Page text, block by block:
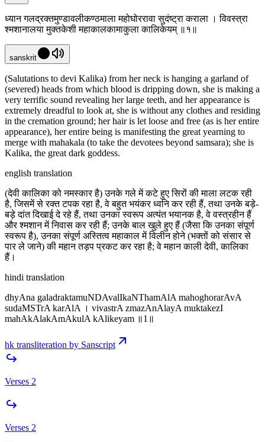
ध्यान गलद्रक्तमुण्डावलीकण्ठमाला महोघोररावा सुदंष्ट्रा कराला । विवस्त्रा
श्मशानालया मुक्तकेशी महाकालकामाकुला कालिकेयम् ॥१॥
sanskrit
(Salutations to devi Kalika) from her neck is hanging a garland of
(severed) heads from which blood is dripping down, she is making a
very terrific sound revealing her large teeth, and her appearance is
extremely dreadful to look at, she is without any clothes and residing
in the cremation ground; her hair is let loose and free (as is her entire
appearance), her entire being is manifesting the great yearning to
merge with mahakala (to take the devotees beyond samsara); she is
Kalika, the great dark goddess.
english translation
(देवी कालिका को नमस्कार है) उनके गले में कटे हुए सिरों की माला लटक रही
है, जिसमें से रक्त टपक रहा है, वे बहुत भयंकर ध्वनि कर रही हैं, तथा उनके बड़े-
बड़े दांत दिखाई दे रहे हैं, तथा उनका स्वरूप अत्यंत भयानक है, वे वस्त्रहीन हैं
और श्मशान में निवास कर रही हैं; उनके बाल खुले हुए हैं (जैसा कि उनका संपूर्ण
स्वरूप है), उनका संपूर्ण अस्तित्व महाकाल में विलीन होने (भक्तों को संसार से
पार ले जाने) की महान तड़प प्रकट कर रहा है; वे महान काली देवी, कालिका
हैं।
hindi translation
dhyAna galadraktamuNDAvalIkaNThamAlA mahoghorarAvA
sudaMSTrA karAlA । vivastrA zmazAnAlayA muktakezI
mahAkAlakAmAkulA kAlikeyam ॥1॥
hk transliteration by Sanscript
Verses 2
Verses 2